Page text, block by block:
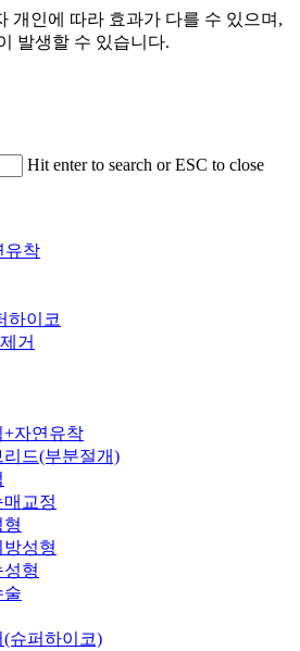
개인에 따라 효과가 다를 수 있으며,
발생할 수 있습니다.
Hit enter to search or ESC to close
유착
하이코
거
+자연유착
리드(부분절개)
교정
형
성형
성형
술
(슈퍼하이코)